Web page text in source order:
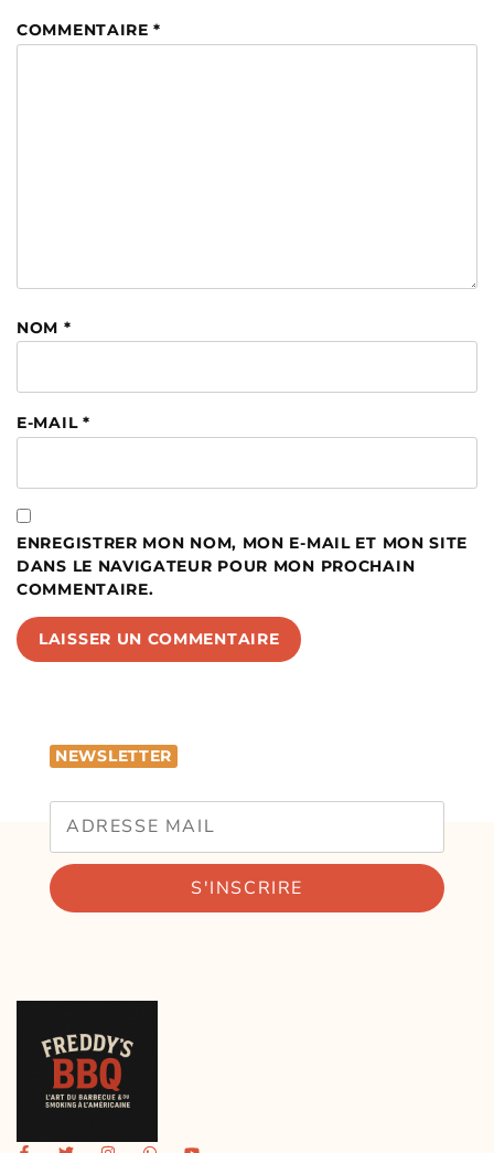
COMMENTAIRE*
NOM *
E-MAIL *
ENREGISTRER MON NOM, MON E-MAIL ET MON SITE
DANS LE NAVIGATEUR POUR MON PROCHAIN
COMMENTAIRE.
NEWSLETTER
S'INSCRIRE